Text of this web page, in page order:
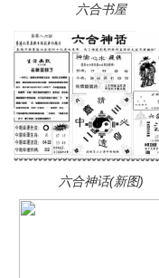
六合书屋
六合神话(新图)